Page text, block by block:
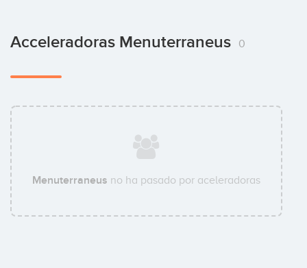
Acceleradoras Menuterraneus 0
Menuterraneus no ha pasado por aceleradoras